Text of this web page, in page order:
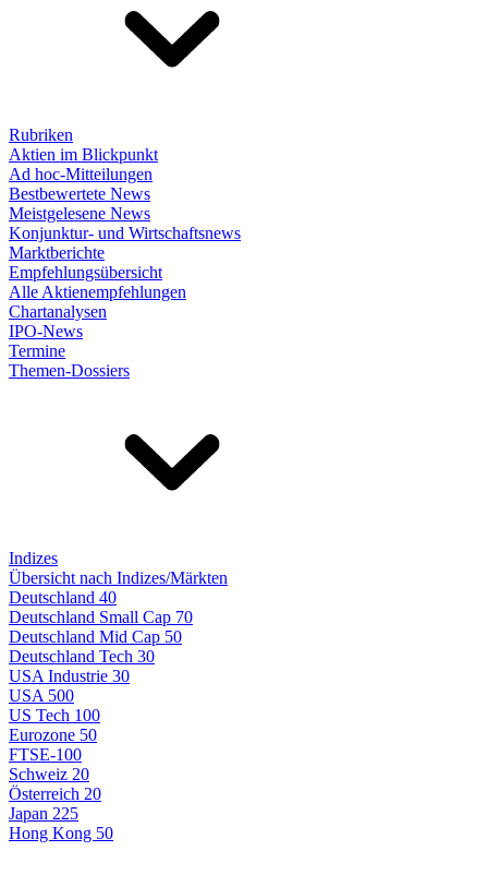
Rubriken
Aktien im Blickpunkt
Ad hoc-Mitteilungen
Bestbewertete News
Meistgelesene News
Konjunktur- und Wirtschaftsnews
Marktberichte
Empfehlungsübersicht
Alle Aktienempfehlungen
Chartanalysen
IPO-News
Termine
Themen-Dossiers
Indizes
Übersicht nach Indizes/Märkten
Deutschland 40
Deutschland Small Cap 70
Deutschland Mid Cap 50
Deutschland Tech 30
USA Industrie 30
USA 500
US Tech 100
Eurozone 50
FTSE-100
Schweiz 20
Österreich 20
Japan 225
Hong Kong 50